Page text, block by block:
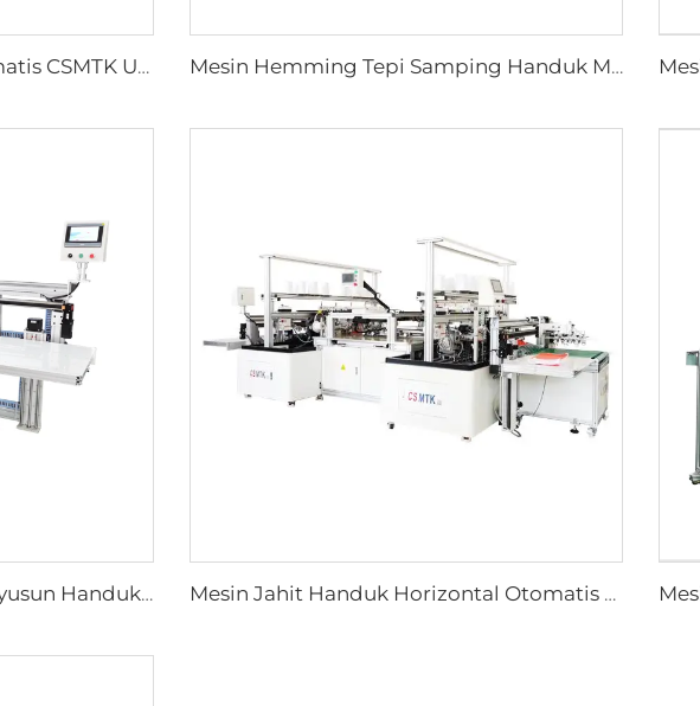
Mesin Pemotong Kain Otomatis CSMTK Ultrasunik dengan Pisau Vertikal dan Horizontal untuk Pemotongan Kain Efisien Mesin Hemming Tepi Samping Handuk Microfiber Ultra Halus Full Otomatis untuk Pembuatan Handuk Microfiber dengan Teknologi PLC
Mesin Pengumpul dan Menyusun Handuk Tangan Otomatis untuk Garis Produksi Penjahitan Handuk Otomatis Mesin Jahit Handuk Horizontal Otomatis Mesin Handuk Rajut Tenun dan Lusi Mesin Jahit Microfiber Full Otomatis